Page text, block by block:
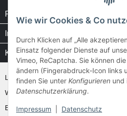
Rechtliches
Informationen
Kataloge / Videos
Layher Videos und Downloads
WAKÜ
Ernst
Wie wir Cookies & Co
Durch Klicken auf „Alle
Einsatz folgender Dienste auf
Vimeo, ReCaptcha. Sie können
ändern (Fingerabdruck-Icon links
finden Sie unter Konfigurieren und
Datenschutzerklärung.
Impressum Datenschutz